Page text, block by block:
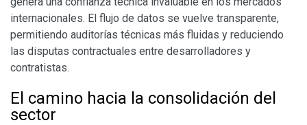
internacionales. El flujo de datos se vuelve transparente,
permitiendo auditorías técnicas más fluidas y reduciendo
las disputas contractuales entre desarrolladores y
contratistas.
​El camino hacia la consolidación del
sector